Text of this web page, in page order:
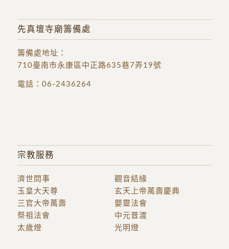
先真壇寺廟籌備處
籌備處地址 ：
710臺南市永康區中正路635巷7弄19號
電話： 06-2436264
宗教服務
濟世問事
觀音結緣
玉皇大天尊
三官大帝萬壽
玄天上帝萬壽慶典
嬰靈法會
祭祖法會
中元普渡
太歲燈
光明燈